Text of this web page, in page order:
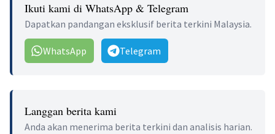
Ikuti kami di WhatsApp & Telegram
Dapatkan pandangan eksklusif berita terkini Malaysia.
WhatsApp Telegram
Langgan berita kami
Anda akan menerima berita terkini dan analisis harian.